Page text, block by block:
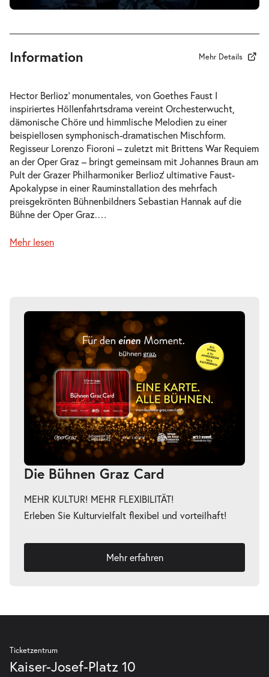
01.11.2026
Tickets
La Damnation de Faust-
Sa.
14.11.2026
Sa. 14.11.2026
20:00–22:15 Uhr
Tickets
La Damnation de Faust-
15:00–17:15 Uhr
La Damnation de Faust-
So.
13.12.2026
So. 13.12.2026
15:00–17:15 Uhr
Tickets
Information Mehr Details
Hector Berlioz’ monumentales, von Goethes Faust I
inspiriertes Höllenfahrtsdrama vereint Orchesterwucht,
dämonische Chöre und himmlische Melodien zu einer
beispiellosen symphonisch-dramatischen Mischform.
Regisseur Lorenzo Fioroni – zuletzt mit Brittens War Requiem
an der Oper Graz – bringt gemeinsam mit Johannes Braun am
Pult der Grazer Philharmoniker Berlioz̛ ultimative Faust-
Apokalypse in einer Rauminstallation des mehrfach
preisgekrönten Bühnenbildners Sebastian Hannak auf die
Bühne der Oper Graz.…
Mehr lesen
Die Bühnen Graz Card
MEHR KULTUR! MEHR FLEXIBILITÄT!
Erleben Sie Kulturvielfalt flexibel und vorteilhaft!
Mehr erfahren
Ticketzentrum
Kaiser-Josef-Platz 10